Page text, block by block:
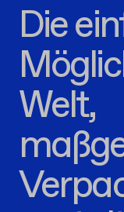
Die
Welt,